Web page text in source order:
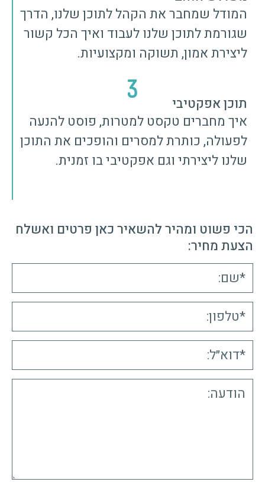
המודל שמחבר את הקהל לתוכן שלנו, הדרך
שגורמת לתוכן שלנו לעבוד ואיך הכל קשור
ליצירת אמון, תשוקה ומקצועיות.
3
תוכן אפקטיבי
איך מחברים טקסט למטרות, פוסט להנעה
לפעולה, כותרת למסרים והופכים את התוכן
שלנו ליצירתי וגם אפקטיבי בו זמנית.
הכי פשוט ומהיר להשאיר כאן פרטים ואשלח
הצעת מחיר: